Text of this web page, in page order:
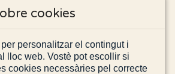
cookies
personalitzar el contingut i
lloc web. Vostè pot escollir si
cookies necessàries pel correcte